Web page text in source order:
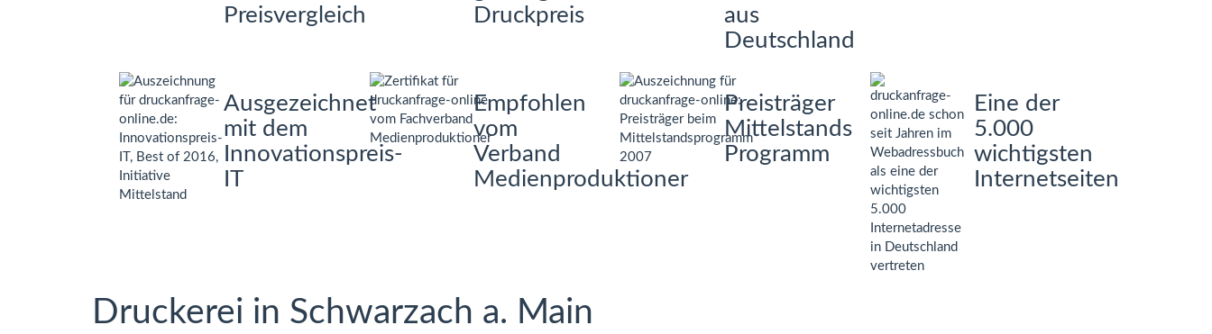
Preisvergleich
Druckpreis
aus
Deutschland
Ausgezeichnet
mit dem
Innovationspreis-
IT
Empfohlen
vom
Verband
Medienproduktioner
Preisträger
Mittelstands
Programm
Eine der
5.000
wichtigsten
Internetseiten
Druckerei in Schwarzach a. Main